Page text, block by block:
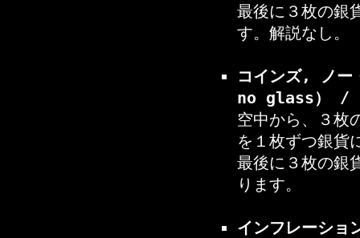
最後に３枚の銀
す。解説なし。
コインズ, ノ
no glass） / ジ
空中から、３枚
を１枚ずつ銀貨
最後に３枚の銀
ります。
インフレーシ